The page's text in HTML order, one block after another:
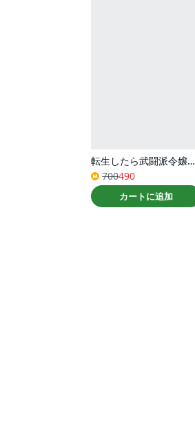
転生したら武闘派令嬢！？恋しなきゃ死んじゃうなんて無理ゲーです（コミック） ： 3
700490
カートに追加